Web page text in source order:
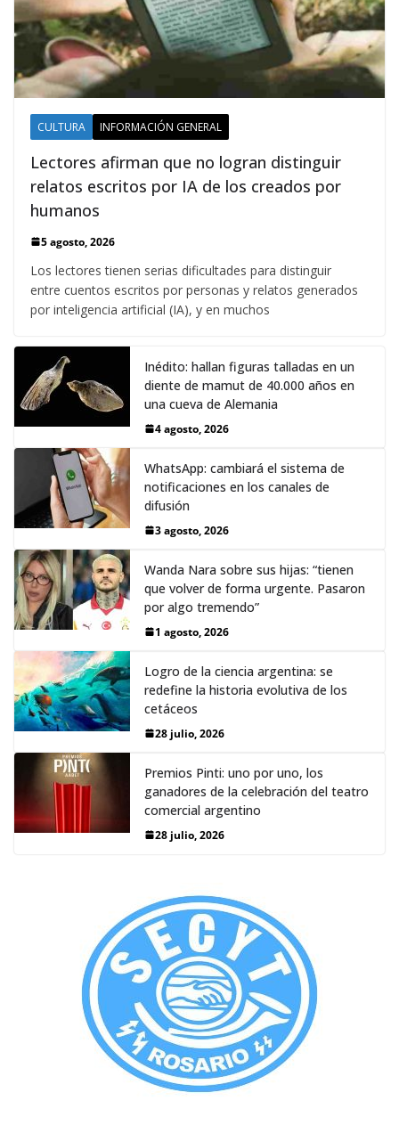
CULTURA INFORMACIÓN GENERAL
Lectores afirman que no logran distinguir
relatos escritos por IA de los creados por
humanos
5 agosto, 2026
Los lectores tienen serias dificultades para distinguir
entre cuentos escritos por personas y relatos generados
por inteligencia artificial (IA), y en muchos
Inédito: hallan figuras talladas en un
diente de mamut de 40.000 años en
una cueva de Alemania
4 agosto, 2026
WhatsApp: cambiará el sistema de
notificaciones en los canales de
difusión
3 agosto, 2026
Wanda Nara sobre sus hijas: “tienen
que volver de forma urgente. Pasaron
por algo tremendo”
1 agosto, 2026
Logro de la ciencia argentina: se
redefine la historia evolutiva de los
cetáceos
28 julio, 2026
Premios Pinti: uno por uno, los
ganadores de la celebración del teatro
comercial argentino
28 julio, 2026